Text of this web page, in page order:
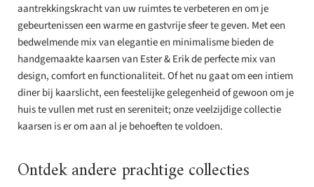
aantrekkingskracht van uw ruimtes te verbeteren en om je
gebeurtenissen een warme en gastvrije sfeer te geven. Met een
bedwelmende mix van elegantie en minimalisme bieden de
handgemaakte kaarsen van Ester & Erik de perfecte mix van
design, comfort en functionaliteit. Of het nu gaat om een intiem
diner bij kaarslicht, een feestelijke gelegenheid of gewoon om je
huis te vullen met rust en sereniteit; onze veelzijdige collectie
kaarsen is er om aan al je behoeften te voldoen.
Ontdek andere prachtige collecties